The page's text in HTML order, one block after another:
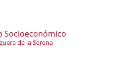
Socioeconómico
de la Serena